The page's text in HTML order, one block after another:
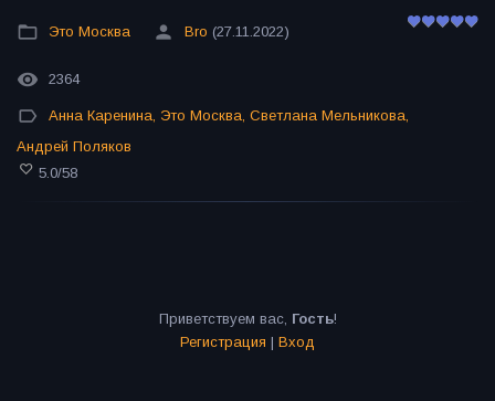
Это Москва Bro (27.11.2022)
2364
Анна Каренина, Это Москва, Светлана Мельникова,
Андрей Поляков
5.0/58
Приветствуем вас, Гость!
Регистрация | Вход